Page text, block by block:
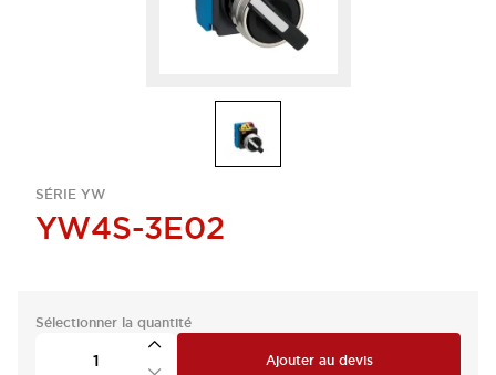
SÉRIE YW
YW4S-3E02
Sélectionner la quantité
Ajouter au devis